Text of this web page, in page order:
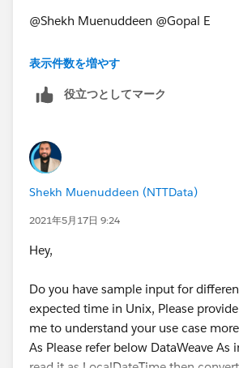
@Shekh Muenuddeen​ @Gopal E​
Regards,
表示件数を増やす
役立つとしてマーク
Shekh Muenuddeen (NTTData)
2021年5月17日 9:24
Hey,
Do you have sample input for
expected time in Unix, Please
me to understand your use case
As Please refer below DataWeave As